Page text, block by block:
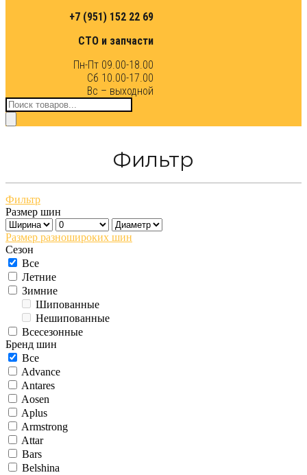
+7 (951) 152 22 69
СТО и запчасти
Пн-Пт 09.00-18.00
Сб 10.00-17.00
Вс – выходной
Поиск
товаров
Фильтр
Фильтр
Размер шин
Размер разношироких шин
Сезон
Все
Летние
Зимние
Шипованные
Нешипованные
Всесезонные
Бренд шин
Все
Advance
Antares
Aosen
Aplus
Armstrong
Attar
Bars
Belshina